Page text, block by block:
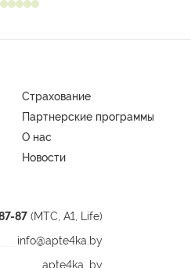
Страхование
Партнерские программы
О нас
Новости
87 (МТС, A1, Life)
info@apte4ka.by
apte4ka_by